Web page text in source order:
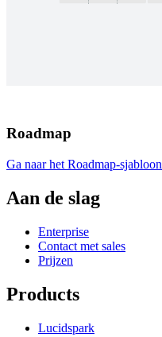
Roadmap
Ga naar het Roadmap-sjabloon
Aan de slag
Enterprise
Contact met sales
Prijzen
Products
Lucidspark